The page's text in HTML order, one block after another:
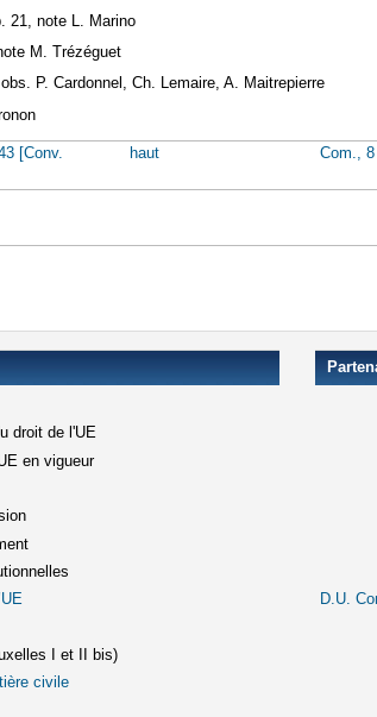
21, note L. Marino
M. Trézéguet
P. Cardonnel, Ch. Lemaire, A. Maitrepierre
[Conv.
haut Com., 8
droit de l'UE
en vigueur
(le lien est externe)
I et II bis)
civile(le lien est externe)
est externe)
D.U.